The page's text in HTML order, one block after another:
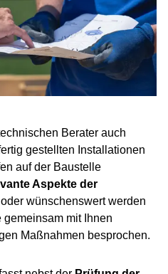
Berater auch
gestellten Installationen
auf der Baustelle
Aspekte der
wünschenswert werden
mit Ihnen
Maßnahmen besprochen.